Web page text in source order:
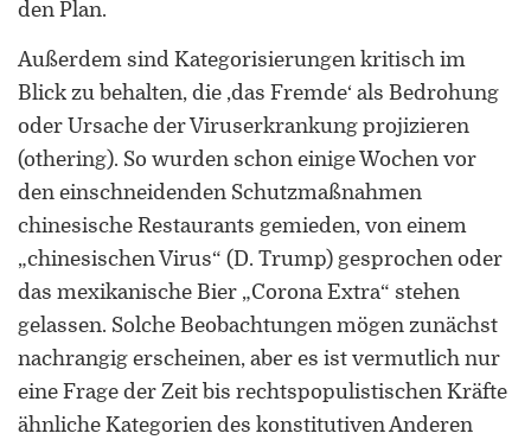
den Plan.
Außerdem sind Kategorisierungen kritisch im
Blick zu behalten, die ‚das Fremde‘ als Bedrohung
oder Ursache der Viruserkrankung projizieren
(othering). So wurden schon einige Wochen vor
den einschneidenden Schutzmaßnahmen
chinesische Restaurants gemieden, von einem
„chinesischen Virus“ (D. Trump) gesprochen oder
das mexikanische Bier „Corona Extra“ stehen
gelassen. Solche Beobachtungen mögen zunächst
nachrangig erscheinen, aber es ist vermutlich nur
eine Frage der Zeit bis rechtspopulistischen Kräfte
ähnliche Kategorien des konstitutiven Anderen